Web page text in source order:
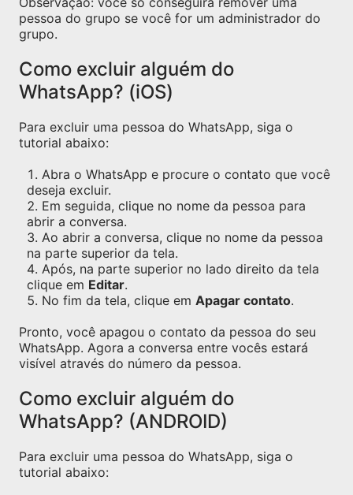
pessoa do grupo se você for um administrador do
grupo.
Como excluir alguém do
WhatsApp? (iOS)
Para excluir uma pessoa do WhatsApp, siga o
tutorial abaixo:
Abra o WhatsApp e procure o contato que você
deseja excluir.
Em seguida, clique no nome da pessoa para
abrir a conversa.
Ao abrir a conversa, clique no nome da pessoa
na parte superior da tela.
Após, na parte superior no lado direito da tela
clique em Editar.
No fim da tela, clique em Apagar contato.
Pronto, você apagou o contato da pessoa do seu
WhatsApp. Agora a conversa entre vocês estará
visível através do número da pessoa.
Como excluir alguém do
WhatsApp? (ANDROID)
Para excluir uma pessoa do WhatsApp, siga o
tutorial abaixo: